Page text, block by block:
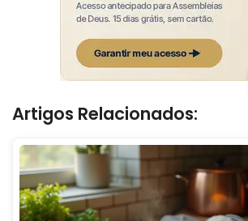
Artigos Relacionados: